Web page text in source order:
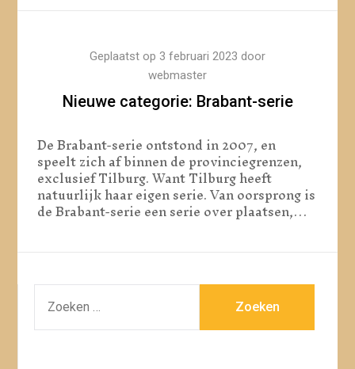
Nieuwe categorie: Brabant-serie
Geplaatst op 3 februari 2023 door
webmaster
De Brabant-serie ontstond in 2007, en
speelt zich af binnen de provinciegrenzen,
exclusief Tilburg. Want Tilburg heeft
natuurlijk haar eigen serie. Van oorsprong is
de Brabant-serie een serie over plaatsen,…
NAAR: